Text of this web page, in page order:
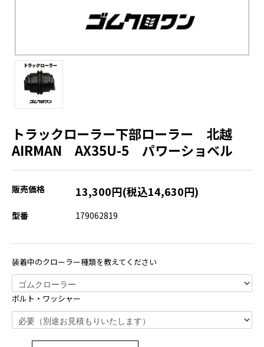
トラックローラー下部ローラー 北越
AIRMAN AX35U-5 パワーショベル
販売価格 13,300円(税込14,630円)
型番 179062819
装着中のクローラー種類を教えてください
ボルト・ワッシャー